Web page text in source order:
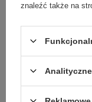
możliwe
znaleźć także na